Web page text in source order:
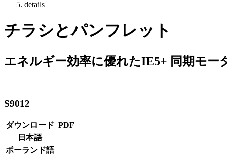
details
チラシとパンフレット
エネルギー効率に優れたIE5+ 同期モー
S9012
ダウンロード PDF
日本語
ポーランド語